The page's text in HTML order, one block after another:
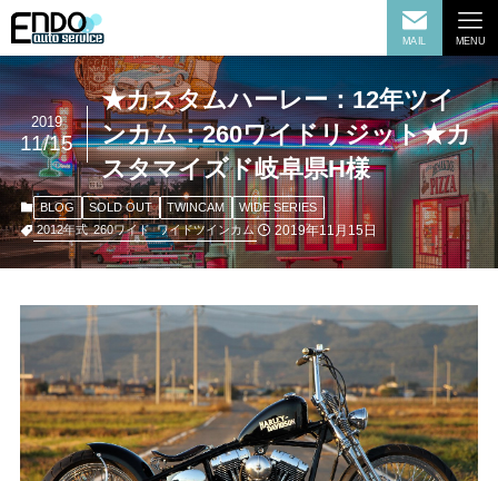
MAIL MENU
★カスタムハーレー：12年ツイ
ンカム：260ワイドリジット★カ
スタマイズド岐阜県H様
2019
11/15
BLOG SOLD OUT TWINCAM
WIDE SERIES
2012年式 260ワイド ワイドツインカム 2019年11月15日